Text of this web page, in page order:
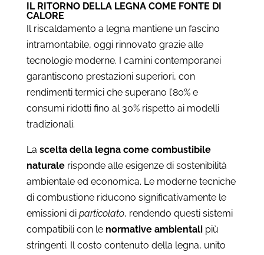
IL RITORNO DELLA LEGNA COME FONTE DI
CALORE
Il riscaldamento a legna mantiene un fascino
intramontabile, oggi rinnovato grazie alle
tecnologie moderne. I camini contemporanei
garantiscono prestazioni superiori, con
rendimenti termici che superano l’80% e
consumi ridotti fino al 30% rispetto ai modelli
tradizionali.
La scelta della legna come combustibile
naturalerisponde alle esigenze di sostenibilità
ambientale ed economica. Le moderne tecniche
di combustione riducono significativamente le
emissioni di particolato, rendendo questi sistemi
compatibili con le normative ambientalipiù
stringenti. Il costo contenuto della legna, unito